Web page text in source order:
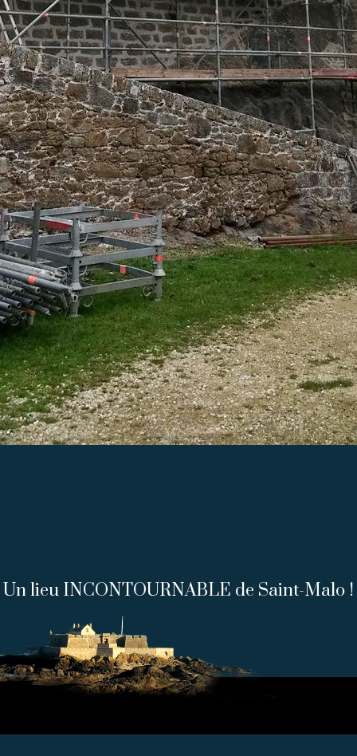
LE FORT NATIONAL, 35400 SAINT-MALO
Un lieu INCONTOURNABLE de Saint-Malo !